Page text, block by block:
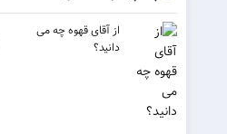
از آقای قهوه چه می
دانید؟